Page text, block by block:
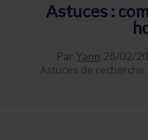
Astuces :
Par Yann 28/02/
Astuces de recherche,